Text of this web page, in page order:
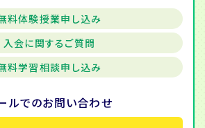
料体験授業申し込み
入会に関するご質問
料学習相談申し込み
ルでのお問い合わせ